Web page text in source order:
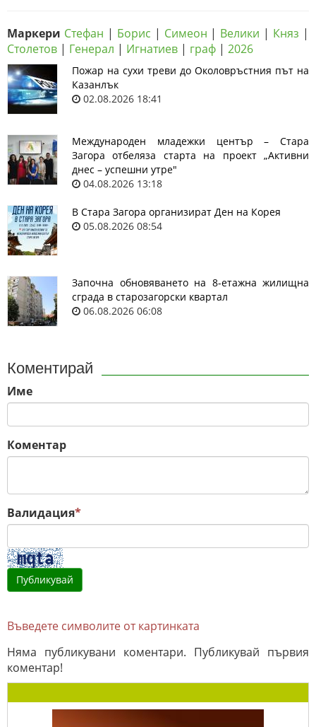
Маркери Стефан | Борис | Симеон | Велики | Княз |
Столетов | Генерал | Игнатиев | граф | 2026
Пожар на сухи треви до Околовръстния път на
Казанлък
02.08.2026 18:41
Международен младежки център – Стара
Загора отбеляза старта на проект „Активни
днес – успешни утре"
04.08.2026 13:18
В Стара Загора организират Ден на Корея
05.08.2026 08:54
Започна обновяването на 8-етажна жилищна
сграда в старозагорски квартал
06.08.2026 06:08
Коментирай
Име
Коментар
Валидация*
Въведете символите от картинката
Няма публикувани коментари. Публикувай първия
коментар!